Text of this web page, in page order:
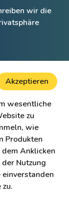
wir die
Akzeptieren
wesentliche
zu
wie
Produkten
Anklicken
Nutzung